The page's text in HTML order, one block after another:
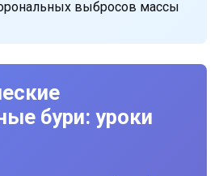
выбросов массы
бури: уроки